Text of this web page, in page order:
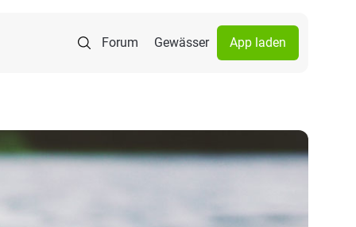
Forum Gewässer App laden